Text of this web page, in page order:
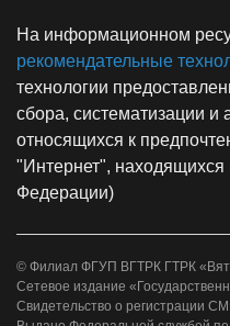
На информационном
рекомендательные
технологии
сбора, систематизации и
относящихся к
"Интернет", находящихся
Федерации)
© Филиал ФГУП ВГТРК ГТРК
Сетевое издание
Свидетельство о регистрации